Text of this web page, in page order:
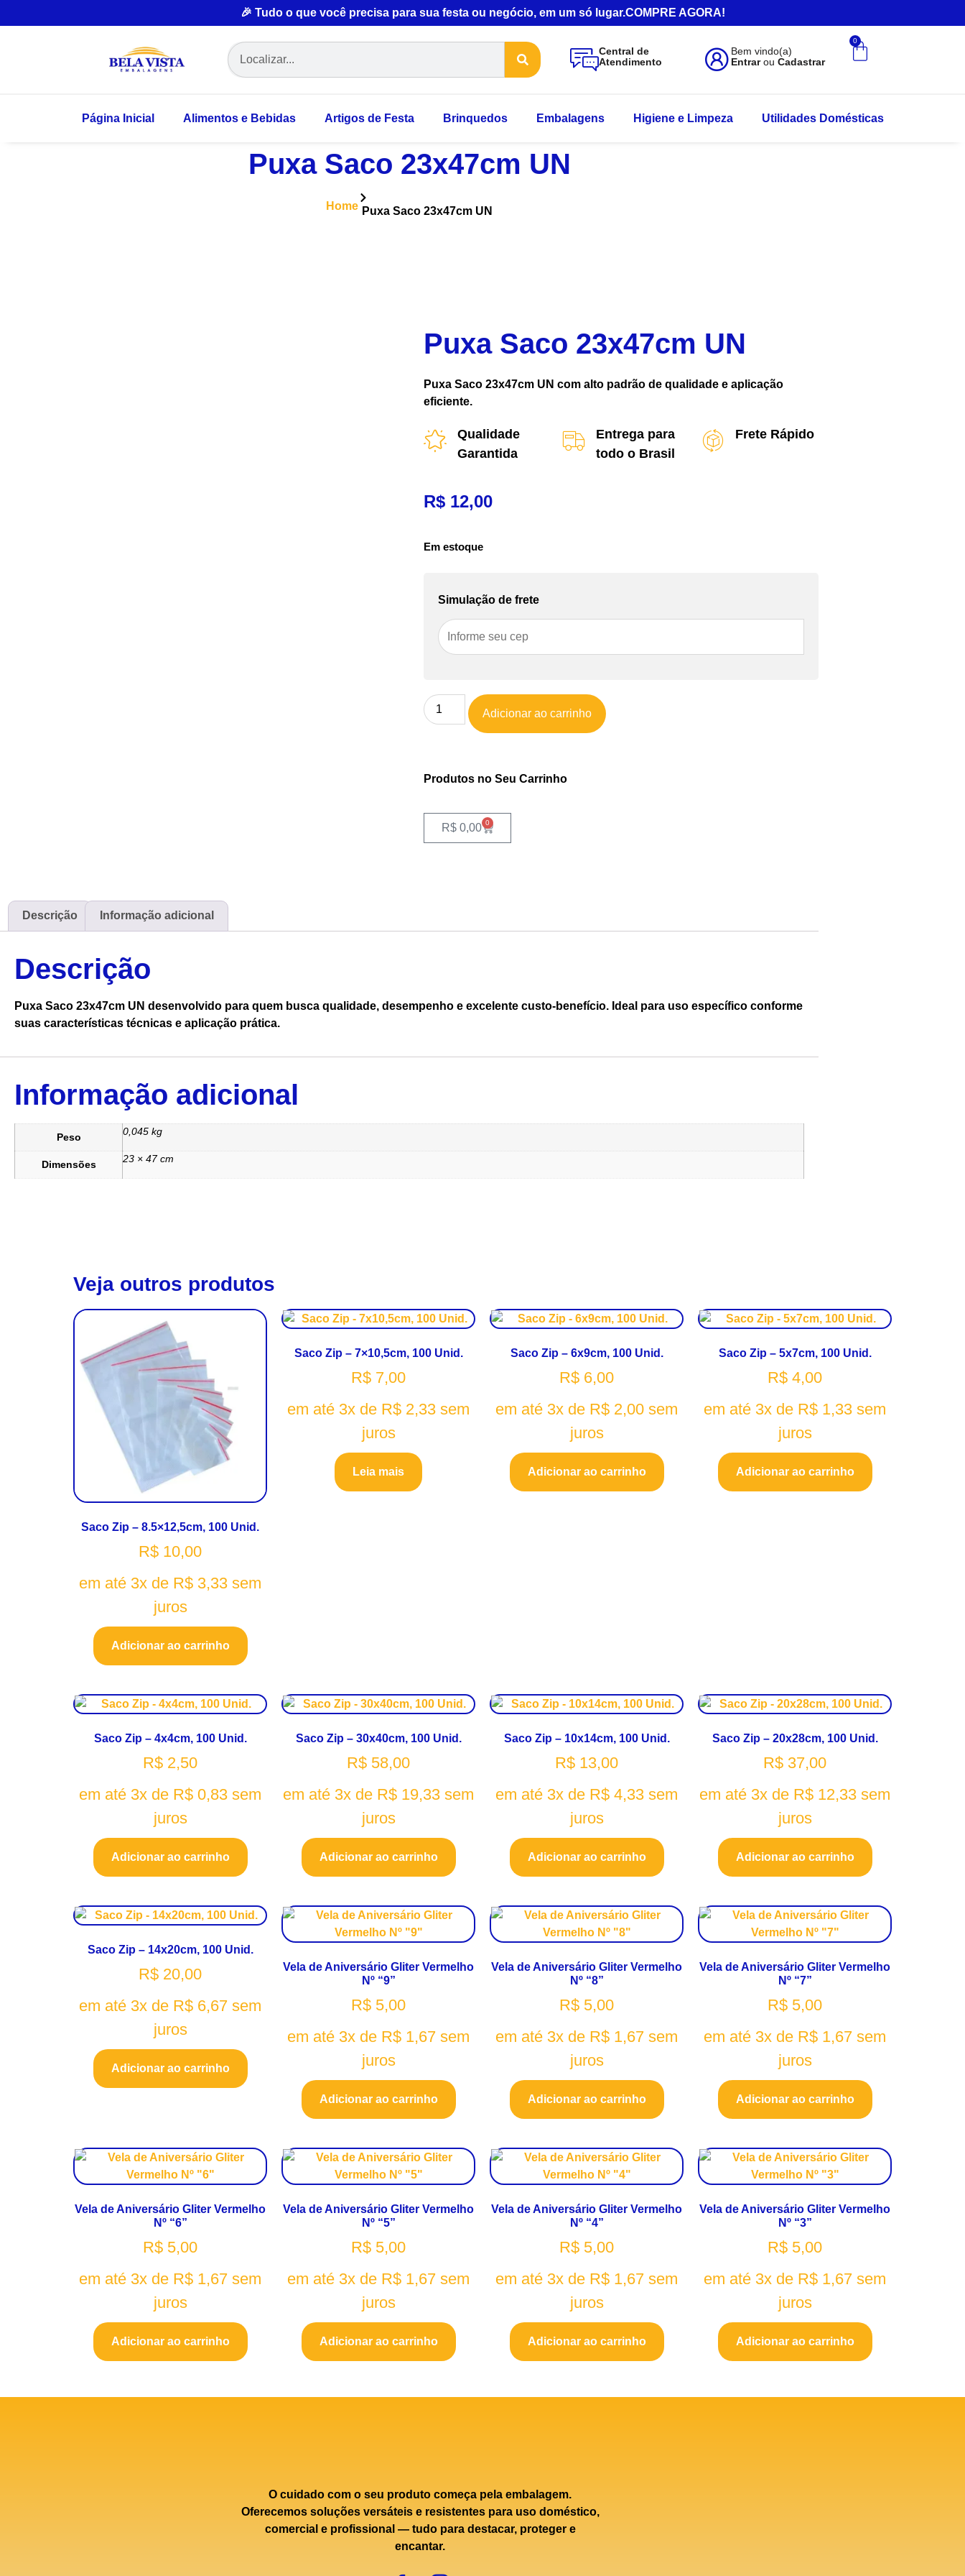
🎉 Tudo o que você precisa para sua festa ou negócio, em um só lugar.COMPRE AGORA!
Central de
Atendimento
Bem vindo(a)
EntrarouCadastrar
0
Página Inicial Alimentos e Bebidas Artigos de Festa Brinquedos Embalagens Higiene e Limpeza Utilidades Domésticas
Puxa Saco 23x47cm UN
Home Puxa Saco 23x47cm UN
Puxa Saco 23x47cm UN
Puxa Saco 23x47cm UN com alto padrão de qualidade e aplicação
eficiente.
Qualidade
Garantida
Entrega para
todo o Brasil
Frete Rápido
R$ 12,00
Em estoque
Simulação de frete
Adicionar ao carrinho
Produtos no Seu Carrinho
R$ 0,00 0
Descrição Informação adicional
Descrição
Puxa Saco 23x47cm UN desenvolvido para quem busca qualidade, desempenho e excelente custo-benefício. Ideal para uso específico conforme
suas características técnicas e aplicação prática.
Informação adicional
Peso 0,045 kg
Dimensões 23 × 47 cm
Veja outros produtos
Saco Zip – 8.5×12,5cm, 100 Unid.
R$ 10,00
em até 3x de R$ 3,33 sem
juros
Adicionar ao carrinho
Saco Zip – 7×10,5cm, 100 Unid.
R$ 7,00
em até 3x de R$ 2,33 sem
juros
Leia mais
Saco Zip – 6x9cm, 100 Unid.
R$ 6,00
em até 3x de R$ 2,00 sem
juros
Adicionar ao carrinho
Saco Zip – 5x7cm, 100 Unid.
R$ 4,00
em até 3x de R$ 1,33 sem
juros
Adicionar ao carrinho
Saco Zip – 4x4cm, 100 Unid.
R$ 2,50
em até 3x de R$ 0,83 sem
juros
Adicionar ao carrinho
Saco Zip – 30x40cm, 100 Unid.
R$ 58,00
em até 3x de R$ 19,33 sem
juros
Adicionar ao carrinho
Saco Zip – 10x14cm, 100 Unid.
R$ 13,00
em até 3x de R$ 4,33 sem
juros
Adicionar ao carrinho
Saco Zip – 20x28cm, 100 Unid.
R$ 37,00
em até 3x de R$ 12,33 sem
juros
Adicionar ao carrinho
Saco Zip – 14x20cm, 100 Unid.
R$ 20,00
em até 3x de R$ 6,67 sem
juros
Adicionar ao carrinho
Vela de Aniversário Gliter Vermelho
Nº “9”
R$ 5,00
em até 3x de R$ 1,67 sem
juros
Adicionar ao carrinho
Vela de Aniversário Gliter Vermelho
Nº “8”
R$ 5,00
em até 3x de R$ 1,67 sem
juros
Adicionar ao carrinho
Vela de Aniversário Gliter Vermelho
Nº “7”
R$ 5,00
em até 3x de R$ 1,67 sem
juros
Adicionar ao carrinho
Vela de Aniversário Gliter Vermelho
Nº “6”
R$ 5,00
em até 3x de R$ 1,67 sem
juros
Adicionar ao carrinho
Vela de Aniversário Gliter Vermelho
Nº “5”
R$ 5,00
em até 3x de R$ 1,67 sem
juros
Adicionar ao carrinho
Vela de Aniversário Gliter Vermelho
Nº “4”
R$ 5,00
em até 3x de R$ 1,67 sem
juros
Adicionar ao carrinho
Vela de Aniversário Gliter Vermelho
Nº “3”
R$ 5,00
em até 3x de R$ 1,67 sem
juros
Adicionar ao carrinho
O cuidado com o seu produto começa pela embalagem.
Oferecemos soluções versáteis e resistentes para uso doméstico,
comercial e profissional — tudo para destacar, proteger e
encantar.